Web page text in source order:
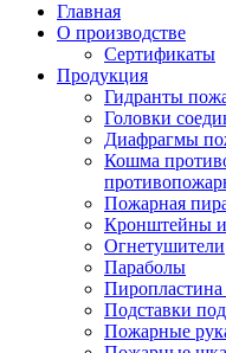
Главная
О производстве
Сертификаты
Продукция
Гидранты
Головки
Диафрагмы
Кошма
Пожарная
Кронштейны
Огнетушители
Параболы
Подставки
Пожарные